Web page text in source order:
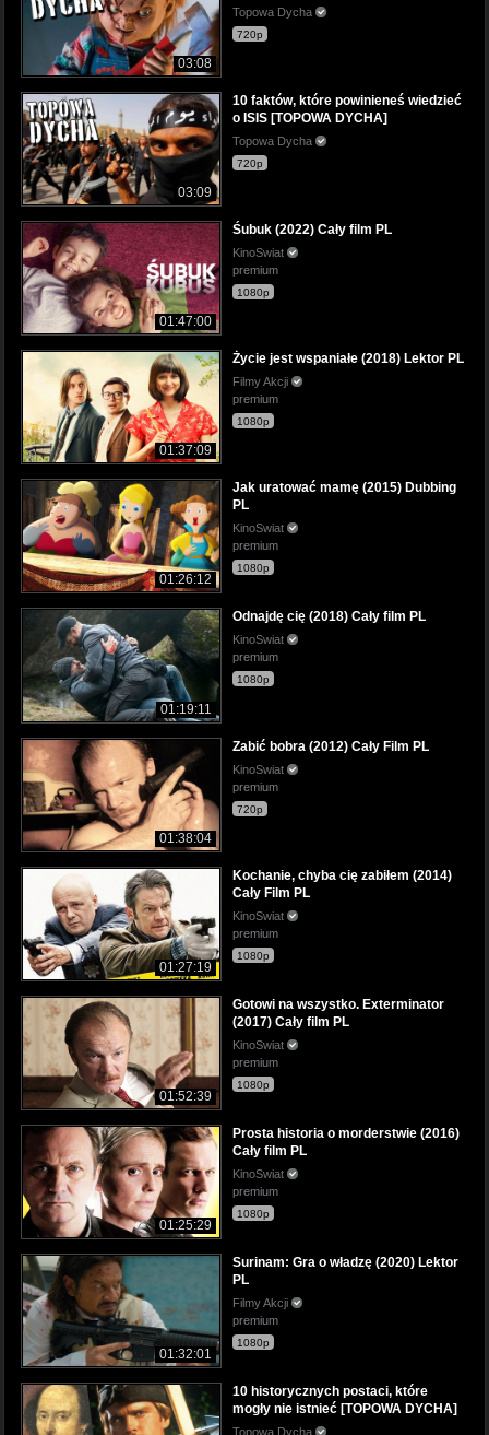
03:08
Topowa Dycha
720p
03:09
10 faktów, które powinieneś wiedzieć
o ISIS [TOPOWA DYCHA]
Topowa Dycha
720p
01:47:00
Śubuk (2022) Cały film PL
KinoSwiat
premium
1080p
01:37:09
Życie jest wspaniałe (2018) Lektor PL
Filmy Akcji
premium
1080p
01:26:12
Jak uratować mamę (2015) Dubbing
PL
KinoSwiat
premium
1080p
01:19:11
Odnajdę cię (2018) Cały film PL
KinoSwiat
premium
1080p
01:38:04
Zabić bobra (2012) Cały Film PL
KinoSwiat
premium
720p
01:27:19
Kochanie, chyba cię zabiłem (2014)
Cały Film PL
KinoSwiat
premium
1080p
01:52:39
Gotowi na wszystko. Exterminator
(2017) Cały film PL
KinoSwiat
premium
1080p
01:25:29
Prosta historia o morderstwie (2016)
Cały film PL
KinoSwiat
premium
1080p
01:32:01
Surinam: Gra o władzę (2020) Lektor
PL
Filmy Akcji
premium
1080p
10 historycznych postaci, które
mogły nie istnieć [TOPOWA DYCHA]
Topowa Dycha